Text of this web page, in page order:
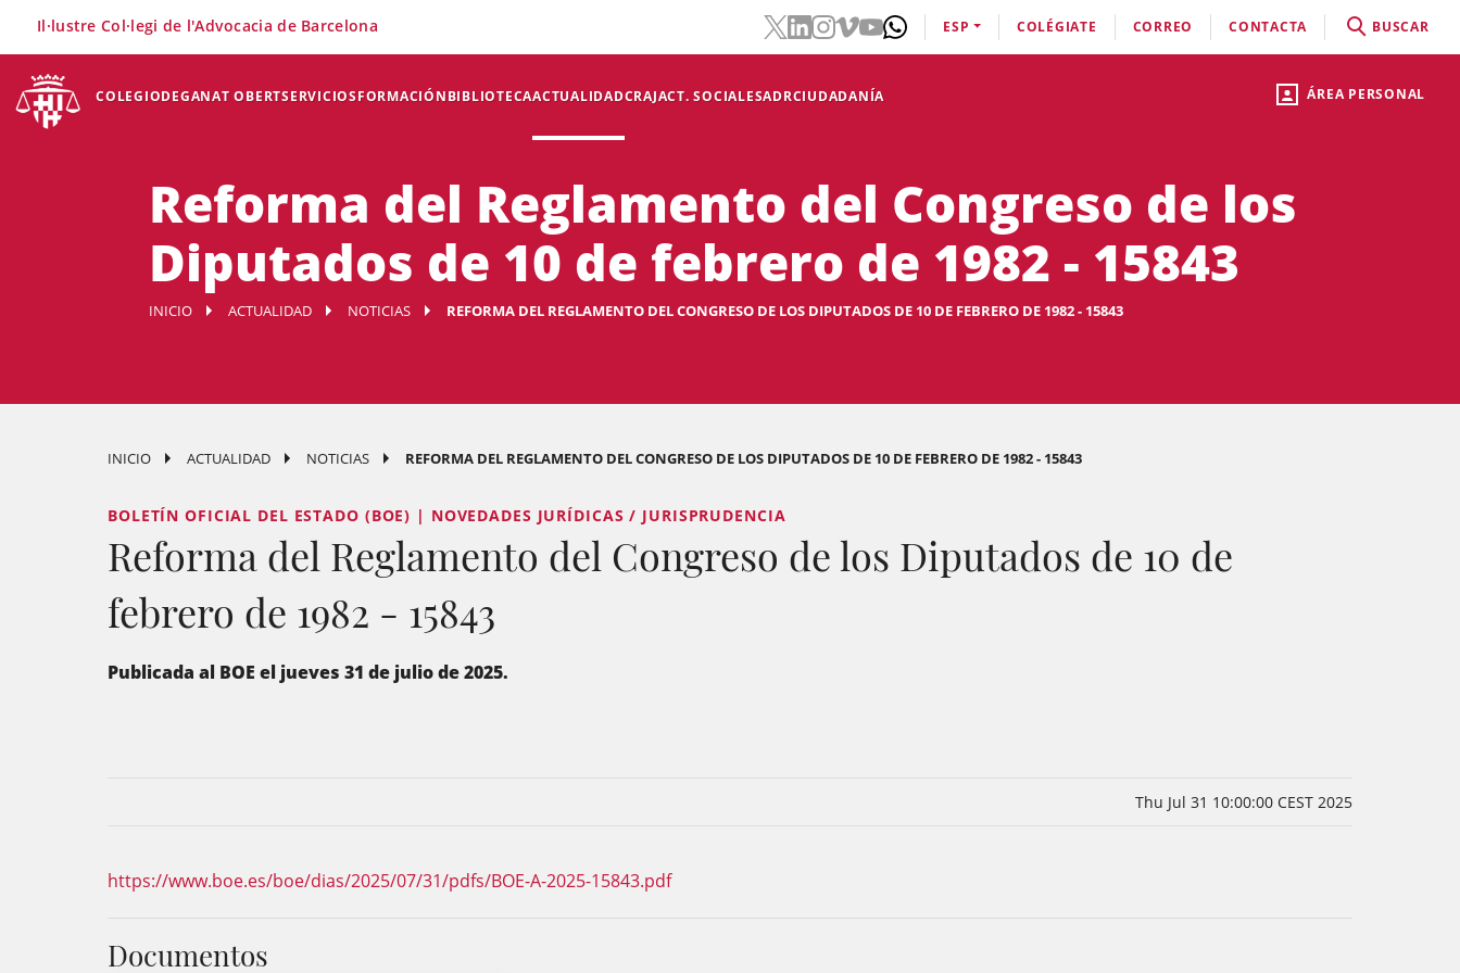
ÁREA PERSONAL
COLEGIODEGANAT OBERTSERVICIOSFORMACIÓNBIBLIOTECAACTUALIDADCRAJACT. SOCIALESADRCIUDADANÍA
Il·lustre Col·legi de l'Advocacia de Barcelona ESP COLÉGIATE CORREO CONTACTA BUSCAR
Reforma del Reglamento del Congreso de los
Diputados de 10 de febrero de 1982 - 15843
INICIO ACTUALIDAD NOTICIAS REFORMA DEL REGLAMENTO DEL CONGRESO DE LOS DIPUTADOS DE 10 DE FEBRERO DE 1982 - 15843
INICIO ACTUALIDAD NOTICIAS REFORMA DEL REGLAMENTO DEL CONGRESO DE LOS DIPUTADOS DE 10 DE FEBRERO DE 1982 - 15843
BOLETÍN OFICIAL DEL ESTADO (BOE) | NOVEDADES JURÍDICAS / JURISPRUDENCIA
Reforma del Reglamento del Congreso de los Diputados de 10 de
febrero de 1982 - 15843
Publicada al BOE el jueves 31 de julio de 2025.
Thu Jul 31 10:00:00 CEST 2025
https://www.boe.es/boe/dias/2025/07/31/pdfs/BOE-A-2025-15843.pdf
Documentos